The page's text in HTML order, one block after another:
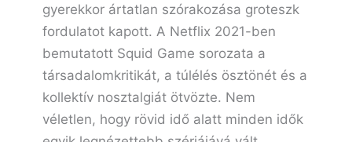
gyerekkor ártatlan szórakozása groteszk
fordulatot kapott. A Netflix 2021-ben
bemutatott Squid Game sorozata a
társadalomkritikát, a túlélés ösztönét és a
kollektív nosztalgiát ötvözte. Nem
véletlen, hogy rövid idő alatt minden idők